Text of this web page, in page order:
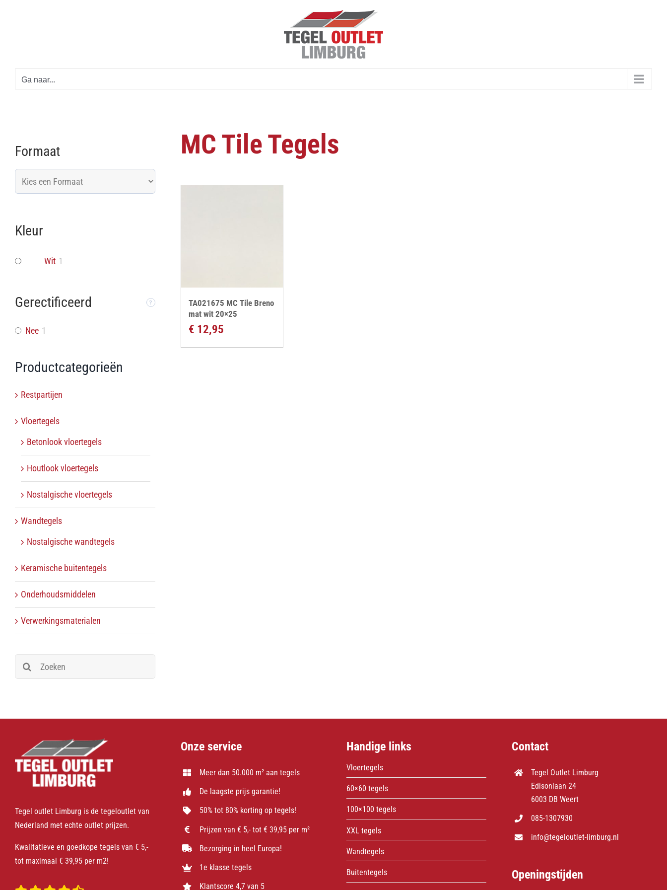
Ga naar...
Formaat
Kleur
Wit 1
Gerectificeerd
Nee 1
Productcategorieën
Restpartijen
Vloertegels
Betonlook vloertegels
Houtlook vloertegels
Nostalgische vloertegels
Wandtegels
Nostalgische wandtegels
Keramische buitentegels
Onderhoudsmiddelen
Verwerkingsmaterialen
Zoeken
naar:
MC Tile Tegels
TA021675 MC Tile Breno
mat wit 20×25
€ 12,95
Tegel outlet Limburg is de tegeloutlet van
Nederland met echte outlet prijzen.
Kwalitatieve en goedkope tegels van € 5,-
tot maximaal € 39,95 per m2!
Onze service
Meer dan 50.000 m² aan tegels
De laagste prijs garantie!
50% tot 80% korting op tegels!
Prijzen van € 5,- tot € 39,95 per m²
Bezorging in heel Europa!
1e klasse tegels
Klantscore 4,7 van 5
Handige links
Vloertegels
60×60 tegels
100×100 tegels
XXL tegels
Wandtegels
Buitentegels
Contact
Tegel Outlet Limburg
Edisonlaan 24
6003 DB Weert
085-1307930
info@tegeloutlet-limburg.nl
Openingstijden